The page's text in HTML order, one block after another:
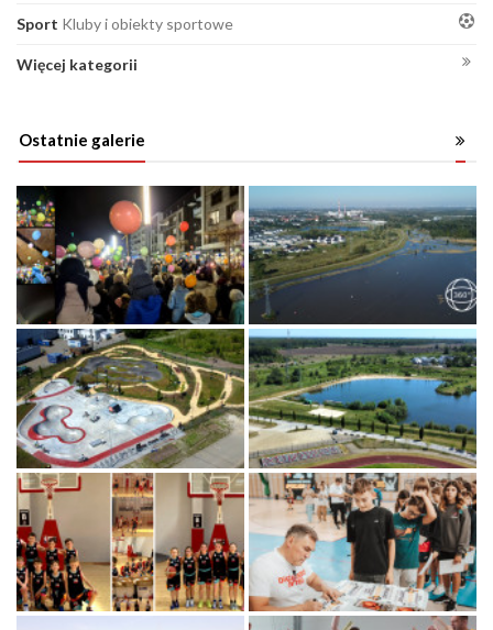
Sport Kluby i obiekty sportowe
Więcej kategorii
Ostatnie galerie